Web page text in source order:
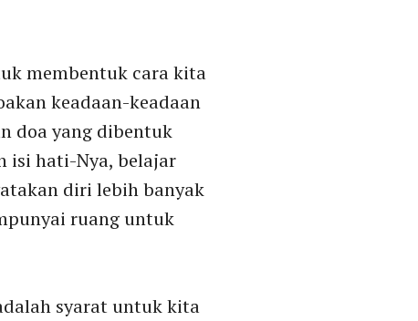
membentuk cara kita
keadaan-keadaan
doa yang dibentuk
isi hati-Nya, belajar
diri lebih banyak
ruang untuk
syarat untuk kita